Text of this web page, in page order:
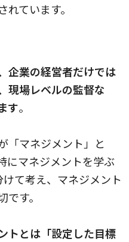
ています。
企業の経営者だけでは
現場レベルの監督な
す。
「マネジメント」と
にマネジメントを学ぶ
て考え、マネジメント
す。
トとは「設定した目標